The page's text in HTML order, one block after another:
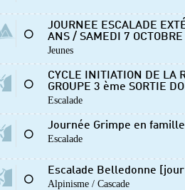
⚪
JOURNEE ESCALADE
ANS / SAMEDI 7 OCTOBRE
Jeunes
⚪
CYCLE INITIATION DE LA
GROUPE 3 ème SORTIE
Escalade
⚪
Journée Grimpe en
Escalade
⚪
Escalade Belledonne
Alpinisme / Cascade